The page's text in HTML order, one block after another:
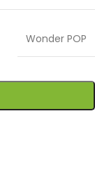
Wonder POP